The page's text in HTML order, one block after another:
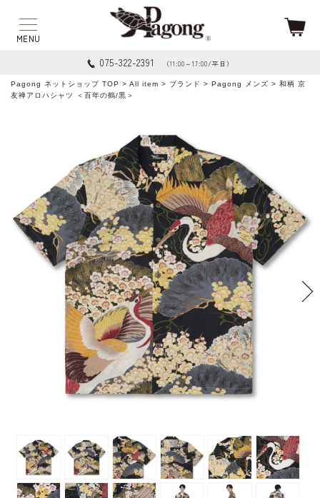
075-322-2391 （11:00～17:00/平日）
Pagong ネットショップ TOP > All item > ブランド > Pagong メンズ > 和柄 京
友禅アロハシャツ ＜百年の鶴/黒＞